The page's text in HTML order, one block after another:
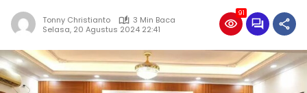
Tonny Christianto
3 Min Baca
Selasa, 20 Agustus 2024 22:41
91